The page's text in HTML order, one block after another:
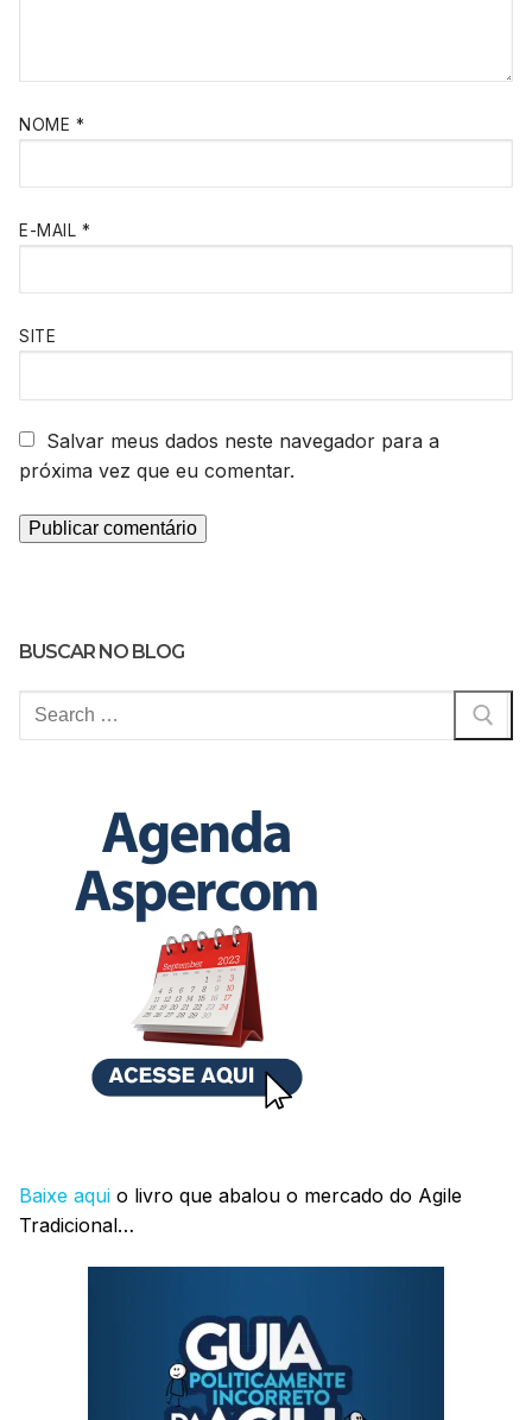
NOME *
E-MAIL *
SITE
Salvar meus dados neste navegador para a
próxima vez que eu comentar.
BUSCAR NO BLOG
Pesquisar
Baixe aqui o livro que abalou o mercado do Agile
Tradicional…